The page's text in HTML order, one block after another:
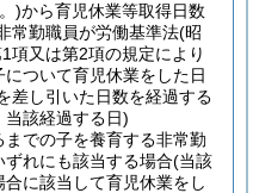
)から育児休業等取得日数
常勤職員が労働基準法(昭
項又は第2項の規定により
ついて育児休業をした日
差し引いた日数を経過する
当該経過する日)
での子を養育する非常勤
れにも該当する場合(当該
に該当して育児休業をし